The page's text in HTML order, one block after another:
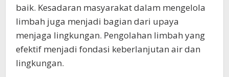
baik. Kesadaran masyarakat dalam mengelola
limbah juga menjadi bagian dari upaya
menjaga lingkungan. Pengolahan limbah yang
efektif menjadi fondasi keberlanjutan air dan
lingkungan.